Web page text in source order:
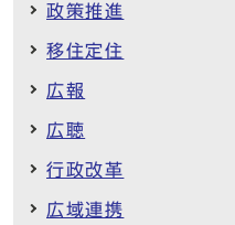
政策推進
移住定住
広報
広聴
行政改革
広域連携